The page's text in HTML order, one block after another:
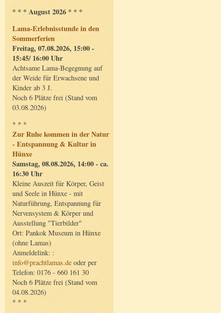
* * * August 2026 * * *
Lama-Erlebnisstunde in den
Sommerferien
Freitag, 07.08.2026, 15:00 -
15:45/ 16:00 Uhr
Achtsame Lama-Begegnung auf
der Weide für Erwachsene und
Kinder ab 3 J.
Noch 6 Plätze frei (Stand vom
03.08.2026)
* * *
Zur Ruhe kommen in der Natur
- Entspannung & Kultur in
Hünxe
Samstag, 08.08.2026, 14:00 - ca.
16:30 Uhr
Kleine Auszeit für Körper, Geist
und Seele in Hünxe - mit
Naturführung, Entspannung für
Nervensystem & Körper und
Ausstellung "Tierbilder"
Ort: Pankok Museum in Hünxe
(ohne Lamas)
Anmeldelink: :
info@prachtlamas.de oder per
Telefon: 0176 - 660 161 30
Noch 6 Plätze frei (Stand vom
04.08.2026)
* * *